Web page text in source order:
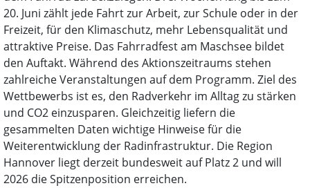
20. Juni zählt jede Fahrt zur Arbeit, zur Schule oder in der
Freizeit, für den Klimaschutz, mehr Lebensqualität und
attraktive Preise. Das Fahrradfest am Maschsee bildet
den Auftakt. Während des Aktionszeitraums stehen
zahlreiche Veranstaltungen auf dem Programm. Ziel des
Wettbewerbs ist es, den Radverkehr im Alltag zu stärken
und CO2 einzusparen. Gleichzeitig liefern die
gesammelten Daten wichtige Hinweise für die
Weiterentwicklung der Radinfrastruktur. Die Region
Hannover liegt derzeit bundesweit auf Platz 2 und will
2026 die Spitzenposition erreichen.